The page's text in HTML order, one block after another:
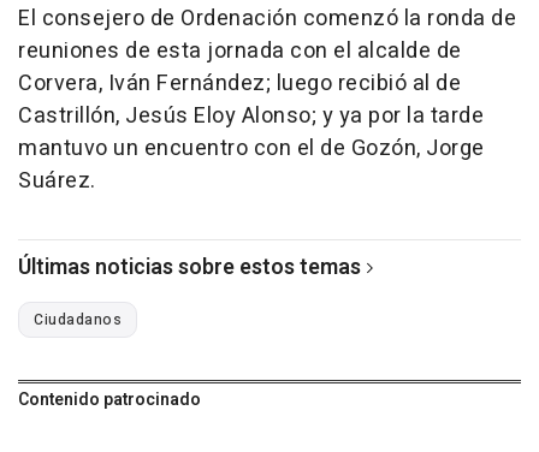
El consejero de Ordenación comenzó la ronda de
reuniones de esta jornada con el alcalde de
Corvera, Iván Fernández; luego recibió al de
Castrillón, Jesús Eloy Alonso; y ya por la tarde
mantuvo un encuentro con el de Gozón, Jorge
Suárez.
Últimas noticias sobre estos temas
Ciudadanos
Contenido patrocinado